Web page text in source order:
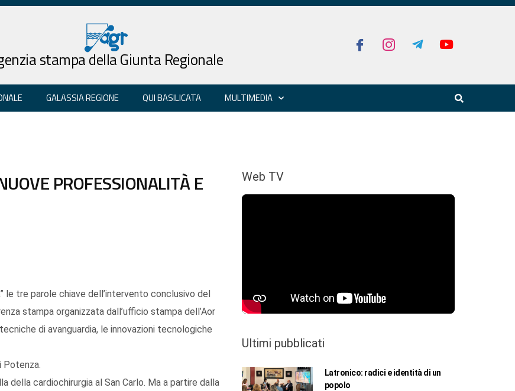
stampa della Giunta Regionale
GALASSIA REGIONE QUI BASILICATA MULTIMEDIA
PROFESSIONALITÀ E
le tre parole chiave dell’intervento conclusivo del
stampa organizzata dall’ufficio stampa dell’Aor
di avanguardia, le innovazioni tecnologiche
Potenza.
della cardiochirurgia al San Carlo. Ma a partire dalla
Web TV
Ultimi pubblicati
Latronico: radici e identità di un
popolo